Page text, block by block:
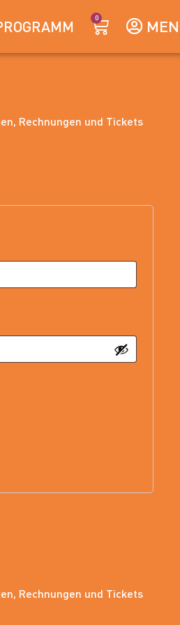
0
Rechnungen und Tickets
Rechnungen und Tickets